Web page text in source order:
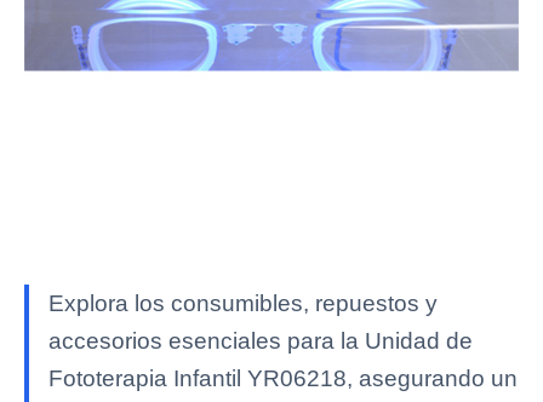
Explora los consumibles, repuestos y
accesorios esenciales para la Unidad de
Fototerapia Infantil YR06218, asegurando un